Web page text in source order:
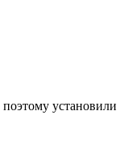
установили